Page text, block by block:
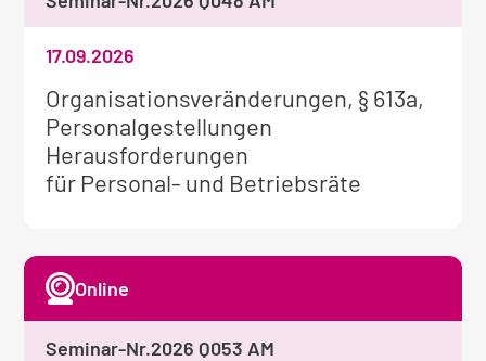
Weitere
Informationen
zum
Seminar:
Organisationsveränderungen, § 613a,
Personalgestellungen
Herausforderungen
für Personal- und Betriebsräte
17.09.2026
Online
Seminar-Nr.2026 Q053 AM